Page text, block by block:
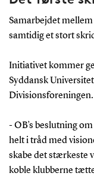
Samarbejdet
samtidig et stort
Initiativet kommer
Syddansk
Divisionsforeningen.
- OB’s beslutning
helt i tråd med
skabe det stærkeste
koble klubberne